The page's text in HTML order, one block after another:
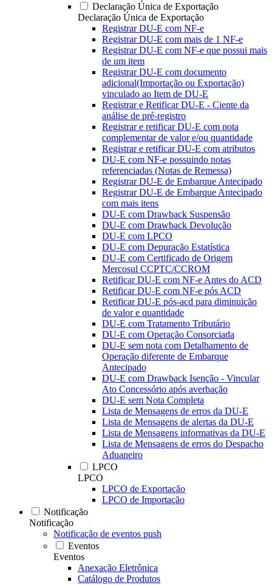
Declaração Única de Exportação
Declaração Única de Exportação
Registrar DU-E com NF-e
Registrar DU-E com mais de 1 NF-e
Registrar DU-E com NF-e que possui mais
de um item
Registrar DU-E com documento
adicional(Importação ou Exportação)
vinculado ao Item de DU-E
Registrar e Retificar DU-E - Ciente da
análise de pré-registro
Registrar e retificar DU-E com nota
complementar de valor e/ou quantidade
Registrar e retificar DU-E com atributos
DU-E com NF-e possuindo notas
referenciadas (Notas de Remessa)
Registrar DU-E de Embarque Antecipado
Registrar DU-E de Embarque Antecipado
com mais itens
DU-E com Drawback Suspensão
DU-E com Drawback Devolução
DU-E com LPCO
DU-E com Depuração Estatística
DU-E com Certificado de Origem
Mercosul CCPTC/CCROM
Retificar DU-E com NF-e Antes do ACD
Retificar DU-E com NF-e pós ACD
Retificar DU-E pós-acd para diminuição
de valor e quantidade
DU-E com Tratamento Tributário
DU-E com Operação Consorciada
DU-E sem nota com Detalhamento de
Operação diferente de Embarque
Antecipado
DU-E com Drawback Isenção - Vincular
Ato Concessório após averbação
DU-E sem Nota Completa
Lista de Mensagens de erros da DU-E
Lista de Mensagens de alertas da DU-E
Lista de Mensagens informativas da DU-E
Lista de Mensagens de erros do Despacho
Aduaneiro
LPCO
LPCO
LPCO de Exportação
LPCO de Importação
Notificação
Notificação
Notificação de eventos push
Eventos
Eventos
Anexação Eletrônica
Catálogo de Produtos